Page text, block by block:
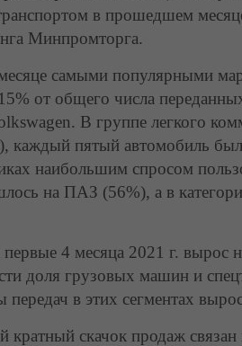
в прошедшем
Минпромторга.
самыми популярными
от общего числа
В группе легкого
каждый пятый автомобиль
наибольшим спросом
на ПАЗ (56%), а в
первые 4 месяца 2021 г.
доля грузовых машин и
в этих сегментах
кратный скачок продаж